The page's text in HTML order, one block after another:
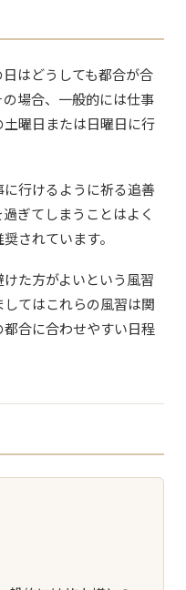
はどうしても都合が合
場合、一般的には仕事
曜日または日曜日に行
行けるように祈る追善
ぎてしまうことはよく
されています。
た方がよいという風習
てはこれらの風習は関
合に合わせやすい日程